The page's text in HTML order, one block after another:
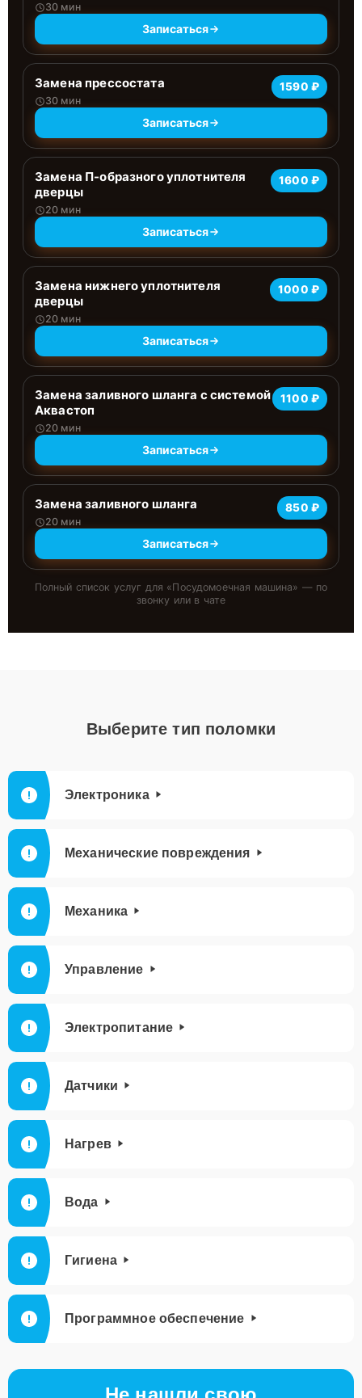
30 мин
Записаться
Замена прессостата
30 мин
1590 ₽
Записаться
Замена П-образного уплотнителя
дверцы
20 мин
1600 ₽
Записаться
Замена нижнего уплотнителя
дверцы
20 мин
1000 ₽
Записаться
Замена заливного шланга с системой
Аквастоп
20 мин
1100 ₽
Записаться
Замена заливного шланга
20 мин
850 ₽
Записаться
Полный список услуг для «Посудомоечная машина» — по
звонку или в чате
Выберите тип поломки
Электроника
Механические повреждения
Механика
Управление
Электропитание
Датчики
Нагрев
Вода
Гигиена
Программное обеспечение